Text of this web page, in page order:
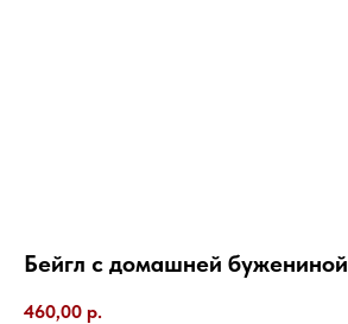
Бейгл с домашней бужениной
460,00 р.